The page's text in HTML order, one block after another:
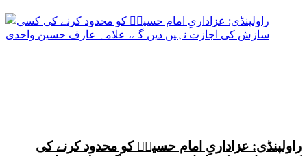
راولپنڈی: عزاداریِ امام حسینؑ کو محدود کرنے کی